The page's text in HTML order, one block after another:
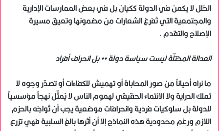
الخلل لا يكمن في الدولة ككيان بل في بعض الممارسات الإدارية
والمجتمعية التي تُفرغ الشعارات من مضمونها وتعيق مسيرة
الإصلاح والتقدم .
العدالة المختلّة ليست سياسة دولة •• بل انحراف أفراد
ما نراه أحياناً من صور المحاباة أو تهميش للكفاءات أو تصدّر وجوه لا
تملك الدراية ولا الانتماء الحقيقي لهموم الناس لا يُمثّل نهجاً مؤسسياً
للدولة بل سلوكيات فردية وانحرافات موضعية يجب أن تُواجَه بالحزم
اللازم ورغم محدودية هذه النماذج إلا أن أثرها بالغ السلبية فهي تزرع